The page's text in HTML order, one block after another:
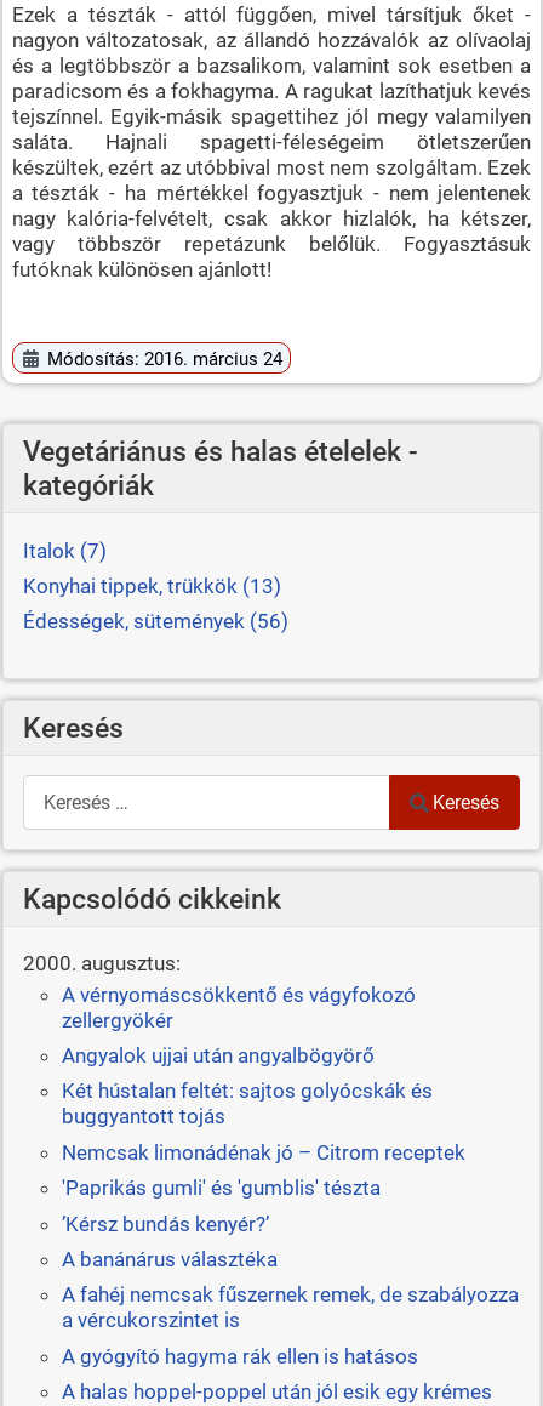
Ezek a tészták - attól függően, mivel társítjuk őket -
nagyon változatosak, az állandó hozzávalók az olívaolaj
és a legtöbbször a bazsalikom, valamint sok esetben a
paradicsom és a fokhagyma. A ragukat lazíthatjuk kevés
tejszínnel. Egyik-másik spagettihez jól megy valamilyen
saláta. Hajnali spagetti-féleségeim ötletszerűen
készültek, ezért az utóbbival most nem szolgáltam. Ezek
a tészták - ha mértékkel fogyasztjuk - nem jelentenek
nagy kalória-felvételt, csak akkor hizlalók, ha kétszer,
vagy többször repetázunk belőlük. Fogyasztásuk
futóknak különösen ajánlott!
Módosítás: 2016. március 24
Vegetáriánus és halas ételelek -
kategóriák
Italok (7)
Konyhai tippek, trükkök (13)
Édességek, sütemények (56)
Keresés
Keresés
Keresés
Kapcsolódó cikkeink
2000. augusztus:
A vérnyomáscsökkentő és vágyfokozó
zellergyökér
Angyalok ujjai után angyalbögyörő
Két hústalan feltét: sajtos golyócskák és
buggyantott tojás
Nemcsak limonádénak jó – Citrom receptek
'Paprikás gumli' és 'gumblis' tészta
’Kérsz bundás kenyér?’
A banánárus választéka
A fahéj nemcsak fűszernek remek, de szabályozza
a vércukorszintet is
A gyógyító hagyma rák ellen is hatásos
A halas hoppel-poppel után jól esik egy krémes